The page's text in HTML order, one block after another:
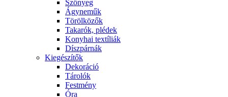
Szőnyeg
Ágyneműk
Törölközők
Takarók, plédek
Konyhai textíliák
Díszpárnák
Kiegészítők
Dekoráció
Tárolók
Festmény
Óra